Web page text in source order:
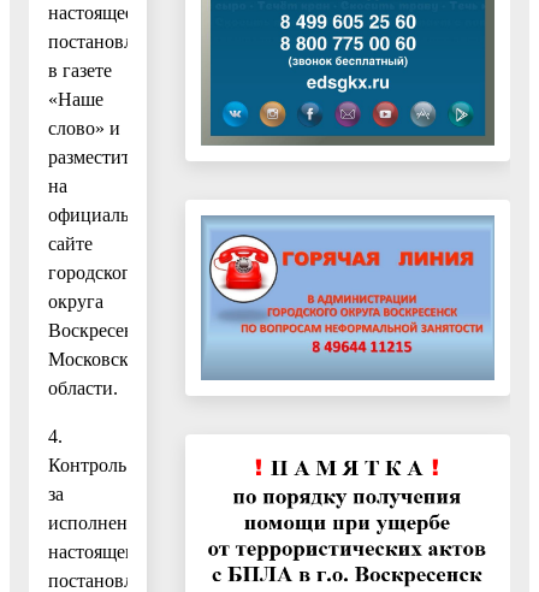
настоящее
постановление
в газете
«Наше
слово» и
разместить
на
официальном
сайте
городского
округа
Воскресенск
Московской
области.
4.
Контроль
за
исполнением
настоящего
постановления